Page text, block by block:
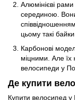
Алюмінієві
серединою.
цьому такі
Карбонові
міцними. Але їх
велосипеди у
Де купити
Купити велосипед у